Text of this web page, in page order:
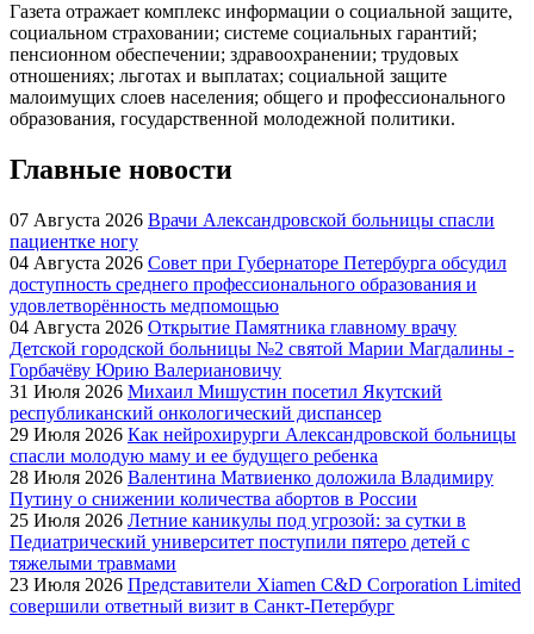
Газета отражает комплекс информации о социальной защите,
социальном страховании; системе социальных гарантий;
пенсионном обеспечении; здравоохранении; трудовых
отношениях; льготах и выплатах; социальной защите
малоимущих слоев населения; общего и профессионального
образования, государственной молодежной политики.
Главные новости
07 Августа 2026 Врачи Александровской больницы спасли
пациентке ногу
04 Августа 2026 Совет при Губернаторе Петербурга обсудил
доступность среднего профессионального образования и
удовлетворённость медпомощью
04 Августа 2026 Oткрытие Памятника главному врачу
Детской городской больницы №2 святой Марии Магдалины -
Горбачёву Юрию Валериановичу
31 Июля 2026 Михаил Мишустин посетил Якутский
республиканский онкологический диспансер
29 Июля 2026 Как нейрохирурги Александровской больницы
спасли молодую маму и ее будущего ребенка
28 Июля 2026 Валентина Матвиенко доложила Владимиру
Путину о снижении количества абортов в России
25 Июля 2026 Летние каникулы под угрозой: за сутки в
Педиатрический университет поступили пятеро детей с
тяжелыми травмами
23 Июля 2026 Представители Xiamen C&D Corporation Limited
совершили ответный визит в Санкт‑Петербург